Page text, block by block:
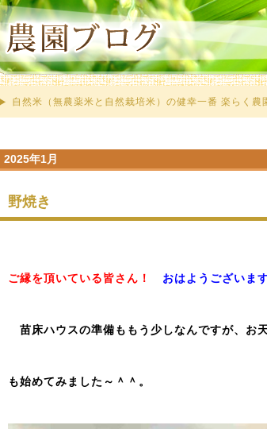
自然米（無農薬米と自然栽培米）の健幸一番 楽らく農
2025年1月
野焼き
ご縁を頂いている皆さん！ おはようございま
苗床ハウスの準備ももう少しなんですが、お
も始めてみました～＾＾。